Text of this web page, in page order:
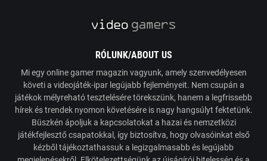
RÓLUNK/ABOUT US
Mi egy online gamer magazin vagyunk, amely szenvedélyesen
követi a videojáték-ipar legújabb fejleményeit. Nem csupán a
játékok mélyreható tesztelésére törekszünk, hanem a legfrissebb
hírek és trendek nyomon követésére is nagy hangsúlyt fektetünk.
Büszkén ápoljuk a kapcsolatokat a hazai és nemzetközi
játékfejlesztő csapatokkal, így biztosítva, hogy olvasóinkat első
kézből tájékoztathassuk a legizgalmasabb és legújabb